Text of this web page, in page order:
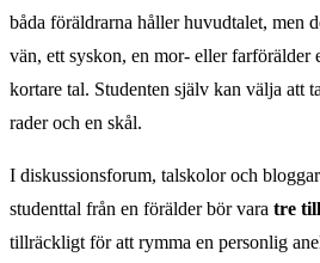
båda föräldrarna håller huvudtalet, men
vän, ett syskon, en mor- eller farförälder
kortare tal. Studenten själv kan välja att
rader och en skål.
I diskussionsforum, talskolor och
studenttal från en förälder bör vara tre
tillräckligt för att rymma en personlig